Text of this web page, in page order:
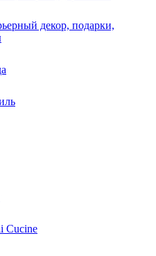
декор, подарки,
Cucine